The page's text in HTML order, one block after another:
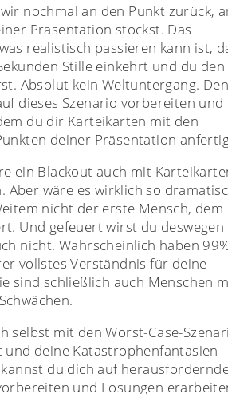
nochmal an den Punkt zurück,
Präsentation stockst. Das
realistisch passieren kann ist,
Stille einkehrt und du den
Absolut kein Weltuntergang.
dieses Szenario vorbereiten und
du dir Karteikarten mit den
deiner Präsentation
ein Blackout auch mit
Aber wäre es wirklich so
nicht der erste Mensch, dem
Und gefeuert wirst du
nicht. Wahrscheinlich haben
vollstes Verständnis für deine
sind schließlich auch Menschen
selbst mit den Worst-Case-
deine Katastrophenfantasien
du dich auf
und Lösungen